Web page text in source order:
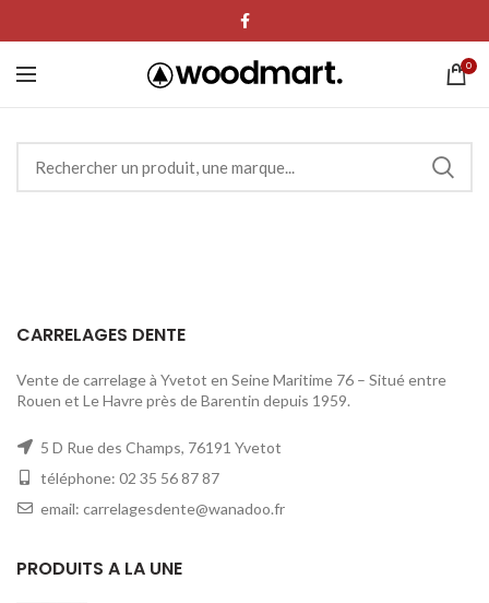
0
CARRELAGES DENTE
Vente de carrelage à Yvetot en Seine Maritime 76 – Situé entre
Rouen et Le Havre près de Barentin depuis 1959.
5 D Rue des Champs, 76191 Yvetot
téléphone: 02 35 56 87 87
email: carrelagesdente@wanadoo.fr
PRODUITS A LA UNE